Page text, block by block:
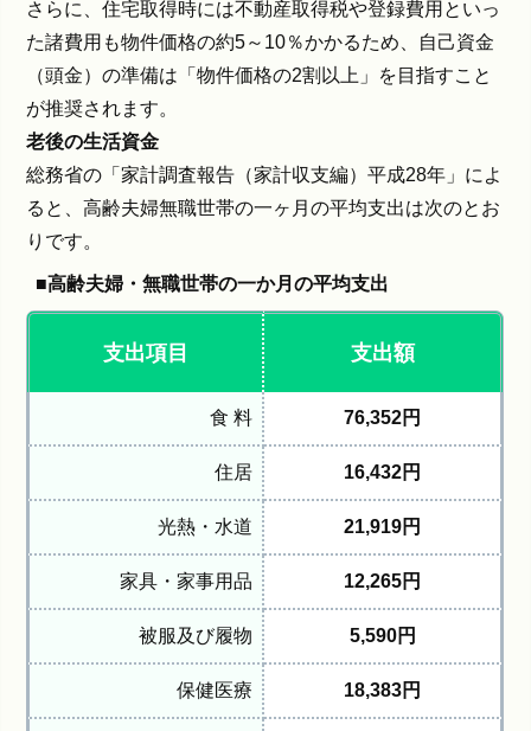
さらに、住宅取得時には不動産取得税や登録費用といっ
た諸費用も物件価格の約5～10％かかるため、自己資金
（頭金）の準備は「物件価格の2割以上」を目指すこと
が推奨されます。
老後の生活資金
総務省の「家計調査報告（家計収支編）平成28年」によ
ると、高齢夫婦無職世帯の一ヶ月の平均支出は次のとお
りです。
■高齢夫婦・無職世帯の一か月の平均支出
支出項目 支出額
食 料 76,352円
住居 16,432円
光熱・水道 21,919円
家具・家事用品 12,265円
被服及び履物 5,590円
保健医療 18,383円